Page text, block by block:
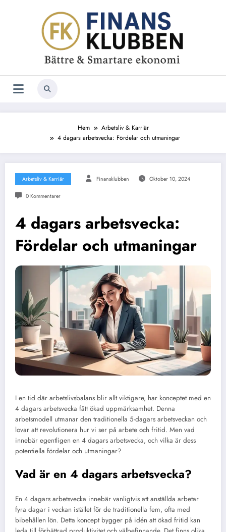
Hem
Arbetsliv & Karriär
4 dagars arbetsvecka: Fördelar och utmaningar
Arbetsliv & Karriär Finansklubben Oktober 10, 2024
0 Kommentarer
4 dagars arbetsvecka:
Fördelar och utmaningar
I en tid där arbetslivsbalans blir allt viktigare, har konceptet med en
4 dagars arbetsvecka fått ökad uppmärksamhet. Denna
arbetsmodell utmanar den traditionella 5-dagars arbetsveckan och
lovar att revolutionera hur vi ser på arbete och fritid. Men vad
innebär egentligen en 4 dagars arbetsvecka, och vilka är dess
potentiella fördelar och utmaningar?
Vad är en 4 dagars arbetsvecka?
En 4 dagars arbetsvecka innebär vanligtvis att anställda arbetar
fyra dagar i veckan istället för de traditionella fem, ofta med
bibehållen lön. Detta koncept bygger på idén att ökad fritid kan